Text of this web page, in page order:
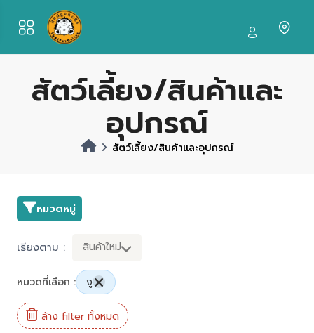
สัตว์เลี้ยง/สินค้าและ
อุปกรณ์
สัตว์เลี้ยง/สินค้าและอุปกรณ์
หมวดหมู่
เรียงตาม : สินค้าใหม่
หมวดที่เลือก : งู
ล้าง filter ทั้งหมด